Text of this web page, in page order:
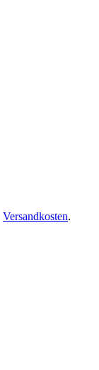
Versandkosten.